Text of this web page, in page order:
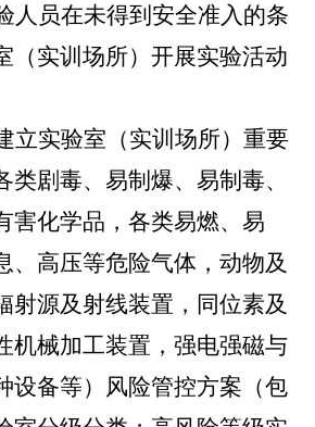
人员在未得到安全准入的条
（实训场所）开展实验活动
立实验室（实训场所）重要
类剧毒、易制爆、易制毒、
害化学品，各类易燃、易
、高压等危险气体，动物及
射源及射线装置，同位素及
机械加工装置，强电强磁与
设备等）风险管控方案（包